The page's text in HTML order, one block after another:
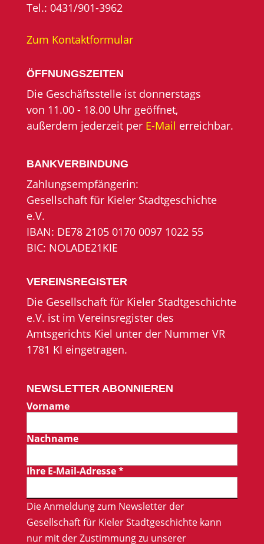
Tel.: 0431/901-3962
Zum Kontaktformular
ÖFFNUNGSZEITEN
Die Geschäftsstelle ist donnerstags
von 11.00 - 18.00 Uhr geöffnet,
außerdem jederzeit per E-Mail erreichbar.
BANKVERBINDUNG
Zahlungsempfängerin:
Gesellschaft für Kieler Stadtgeschichte
e.V.
IBAN: DE78 2105 0170 0097 1022 55
BIC: NOLADE21KIE
VEREINSREGISTER
Die Gesellschaft für Kieler Stadtgeschichte
e.V. ist im Vereinsregister des
Amtsgerichts Kiel unter der Nummer VR
1781 KI eingetragen.
NEWSLETTER ABONNIEREN
Vorname
Nachname
Ihre E-Mail-Adresse*
Die Anmeldung zum Newsletter der
Gesellschaft für Kieler Stadtgeschichte kann
nur mit der Zustimmung zu unserer